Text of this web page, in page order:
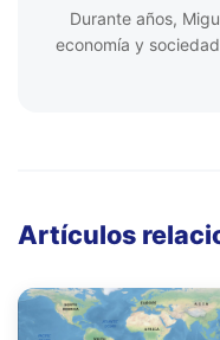
Durante años,
economía y
Artículos